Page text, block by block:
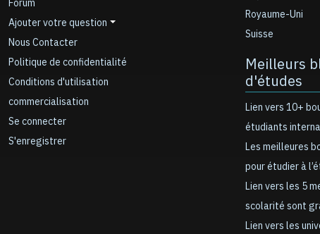
Forum
Ajouter votre question
Nous Contacter
Politique de confidentialité
Conditions d'utilisation
commercialisation
Se connecter
S'enregistrer
Royaume-Uni
Suisse
Meilleurs
d'études
Lien vers 10+
étudiants
Les meilleures
pour étudier à
Lien vers les 5
scolarité sont
Lien vers les